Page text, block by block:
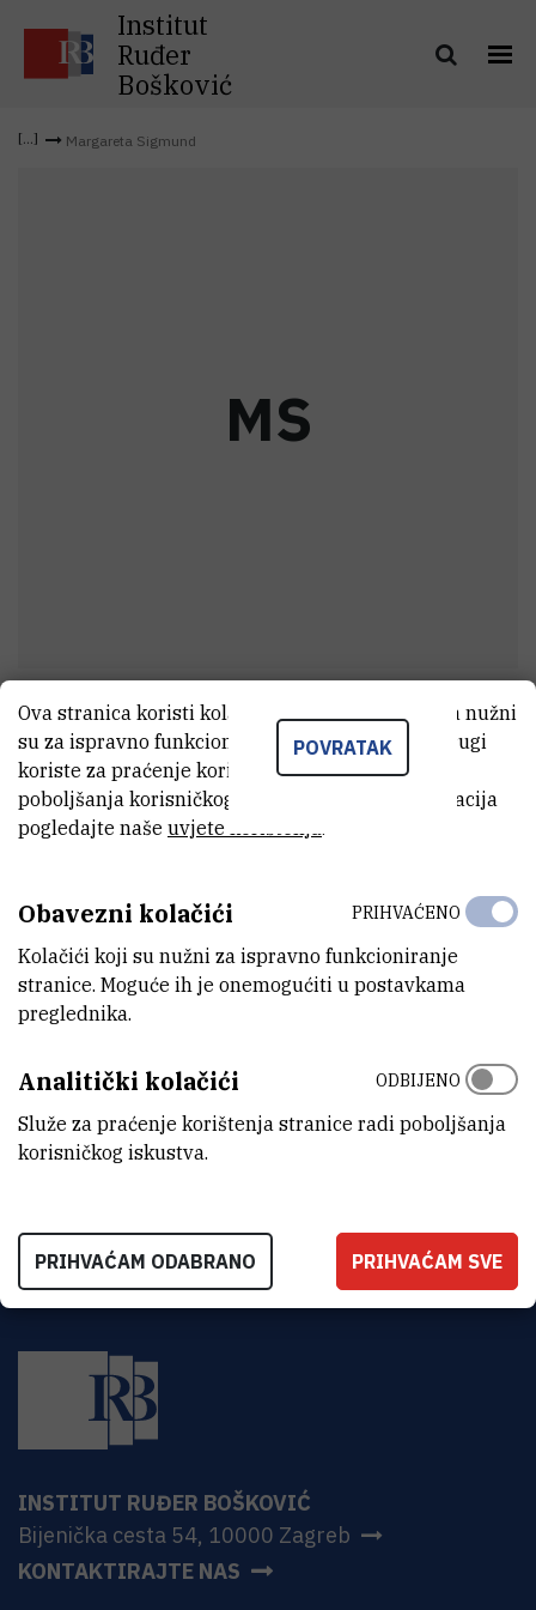
Institut
Ruđer
Bošković
Margareta Sigmund
MS
MargaretaSigmund
Asistent
Zavod za eksperimentalnu fiziku
LABORATORIJ
ADRESA
Institut Ruđer Bošković
Bijenička 54
HR-10000 Zagreb
INSTITUT RUĐER BOŠKOVIĆ
Bijenička cesta 54, 10000 Zagreb
KONTAKTIRAJTE NAS
POVRATAK
Ova stranica koristi kolačiće. Neki od tih kolačića nužni
su za ispravno funkcioniranje stranice, dok se drugi
koriste za praćenje korištenja stranice radi
poboljšanja korisničkog iskustva. Za više informacija
pogledajte naše uvjete korištenja.
Obavezni kolačići
Kolačići koji su nužni za ispravno funkcioniranje
stranice. Moguće ih je onemogućiti u postavkama
preglednika.
PRIHVAĆENO
Analitički kolačići
Služe za praćenje korištenja stranice radi poboljšanja
korisničkog iskustva.
ODBIJENO
PRIHVAĆAM ODABRANO PRIHVAĆAM SVE